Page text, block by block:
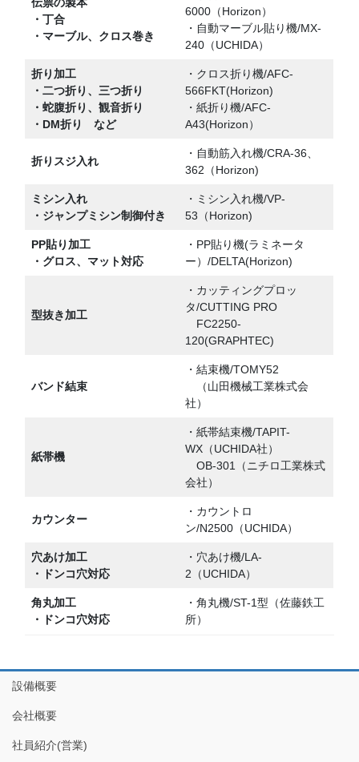
伝票の製本
・丁合
・マーブル、クロス巻き
6000（Horizon）
・自動マーブル貼り機/MX-
240（UCHIDA）
折り加工
・二つ折り、三つ折り
・蛇腹折り、観音折り
・DM折り など
・クロス折り機/AFC-
566FKT(Horizon)
・紙折り機/AFC‐
A43(Horizon）
折りスジ入れ
・自動筋入れ機/CRA-36、
362（Horizon)
ミシン入れ
・ジャンプミシン制御付き
・ミシン入れ機/VP-
53（Horizon)
PP貼り加工
・グロス、マット対応
・PP貼り機(ラミネータ
ー）/DELTA(Horizon)
型抜き加工
・カッティングプロッ
タ/CUTTING PRO
FC2250-
120(GRAPHTEC)
バンド結束
・結束機/TOMY52
（山田機械工業株式会
社）
紙帯機
・紙帯結束機/TAPIT-
WX（UCHIDA社）
OB-301（ニチロ工業株式
会社）
カウンター
・カウントロ
ン/N2500（UCHIDA）
穴あけ加工
・ドンコ穴対応
・穴あけ機/LA-
2（UCHIDA）
角丸加工
・ドンコ穴対応
・角丸機/ST-1型（佐藤鉄工
所）
設備概要
会社概要
社員紹介(営業)